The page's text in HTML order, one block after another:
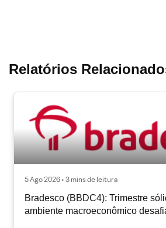
Relatórios
5 Ago 2026 • 3 mins de leitura
Bradesco (BBDC4): Trimestre
ambiente macroeconômico